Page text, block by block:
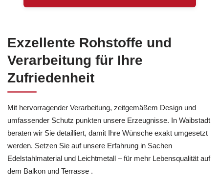
Exzellente Rohstoffe und
Verarbeitung für Ihre
Zufriedenheit
Mit hervorragender Verarbeitung, zeitgemäßem Design und
umfassender Schutz punkten unsere Erzeugnisse. In Waibstadt
beraten wir Sie detailliert, damit Ihre Wünsche exakt umgesetzt
werden. Setzen Sie auf unsere Erfahrung in Sachen
Edelstahlmaterial und Leichtmetall – für mehr Lebensqualität auf
dem Balkon und Terrasse .